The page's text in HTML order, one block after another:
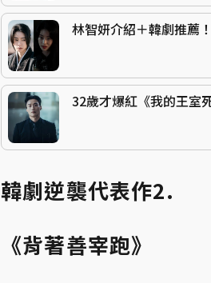
林智妍介紹＋韓劇推薦
32歲才爆紅《我的王室
韓劇逆襲代表作2.
《背著善宰跑》